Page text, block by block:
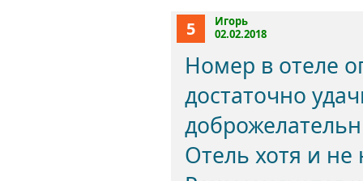
5
Игорь
02.02.2018
Номер в отеле
достаточно
Отель хотя и